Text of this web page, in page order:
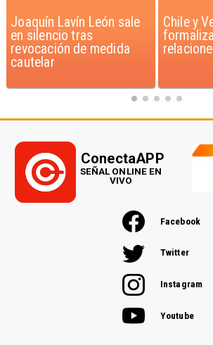
Chile y Venezuela
formalizan reinicio de
relaciones consulares
dichos
sobre
Facebook
Twitter
Instagram
Youtube
ConectaAPP
SEÑAL ONLINE EN
VIVO